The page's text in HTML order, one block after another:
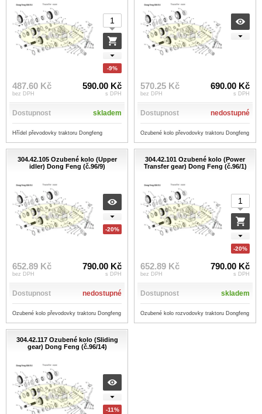
-9%
487.60 Kč
bez DPH
590.00 Kč
s DPH
Dostupnost skladem
Hřídel převodovky traktoru Dongfeng
570.25 Kč
bez DPH
690.00 Kč
s DPH
Dostupnost nedostupné
Ozubené kolo převodovky traktoru Dongfeng
304.42.105 Ozubené kolo (Upper
idler) Dong Feng (č.96/9)
-20%
652.89 Kč
bez DPH
790.00 Kč
s DPH
Dostupnost nedostupné
Ozubené kolo převodovky traktoru Dongfeng
304.42.101 Ozubené kolo (Power
Transfer gear) Dong Feng (č.96/1)
-20%
652.89 Kč
bez DPH
790.00 Kč
s DPH
Dostupnost skladem
Ozubené kolo rozvodovky traktoru Dongfeng
304.42.117 Ozubené kolo (Sliding
gear) Dong Feng (č.96/14)
-11%